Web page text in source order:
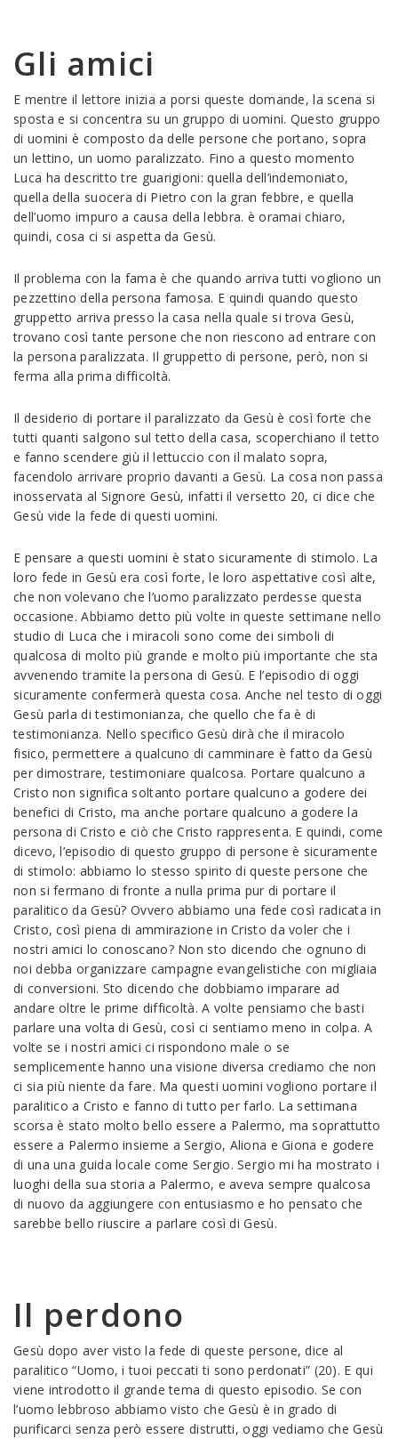
Gli amici
E mentre il lettore inizia a porsi queste domande, la scena si
sposta e si concentra su un gruppo di uomini. Questo gruppo
di uomini è composto da delle persone che portano, sopra
un lettino, un uomo paralizzato. Fino a questo momento
Luca ha descritto tre guarigioni: quella dell’indemoniato,
quella della suocera di Pietro con la gran febbre, e quella
dell’uomo impuro a causa della lebbra. è oramai chiaro,
quindi, cosa ci si aspetta da Gesù.
Il problema con la fama è che quando arriva tutti vogliono un
pezzettino della persona famosa. E quindi quando questo
gruppetto arriva presso la casa nella quale si trova Gesù,
trovano così tante persone che non riescono ad entrare con
la persona paralizzata. Il gruppetto di persone, però, non si
ferma alla prima difficoltà.
Il desiderio di portare il paralizzato da Gesù è così forte che
tutti quanti salgono sul tetto della casa, scoperchiano il tetto
e fanno scendere giù il lettuccio con il malato sopra,
facendolo arrivare proprio davanti a Gesù. La cosa non passa
inosservata al Signore Gesù, infatti il versetto 20, ci dice che
Gesù vide la fede di questi uomini.
E pensare a questi uomini è stato sicuramente di stimolo. La
loro fede in Gesù era così forte, le loro aspettative così alte,
che non volevano che l’uomo paralizzato perdesse questa
occasione. Abbiamo detto più volte in queste settimane nello
studio di Luca che i miracoli sono come dei simboli di
qualcosa di molto più grande e molto più importante che sta
avvenendo tramite la persona di Gesù. E l’episodio di oggi
sicuramente confermerà questa cosa. Anche nel testo di oggi
Gesù parla di testimonianza, che quello che fa è di
testimonianza. Nello specifico Gesù dirà che il miracolo
fisico, permettere a qualcuno di camminare è fatto da Gesù
per dimostrare, testimoniare qualcosa. Portare qualcuno a
Cristo non significa soltanto portare qualcuno a godere dei
benefici di Cristo, ma anche portare qualcuno a godere la
persona di Cristo e ciò che Cristo rappresenta. E quindi, come
dicevo, l’episodio di questo gruppo di persone è sicuramente
di stimolo: abbiamo lo stesso spirito di queste persone che
non si fermano di fronte a nulla prima pur di portare il
paralitico da Gesù? Ovvero abbiamo una fede così radicata in
Cristo, così piena di ammirazione in Cristo da voler che i
nostri amici lo conoscano? Non sto dicendo che ognuno di
noi debba organizzare campagne evangelistiche con migliaia
di conversioni. Sto dicendo che dobbiamo imparare ad
andare oltre le prime difficoltà. A volte pensiamo che basti
parlare una volta di Gesù, così ci sentiamo meno in colpa. A
volte se i nostri amici ci rispondono male o se
semplicemente hanno una visione diversa crediamo che non
ci sia più niente da fare. Ma questi uomini vogliono portare il
paralitico a Cristo e fanno di tutto per farlo. La settimana
scorsa è stato molto bello essere a Palermo, ma soprattutto
essere a Palermo insieme a Sergio, Aliona e Giona e godere
di una una guida locale come Sergio. Sergio mi ha mostrato i
luoghi della sua storia a Palermo, e aveva sempre qualcosa
di nuovo da aggiungere con entusiasmo e ho pensato che
sarebbe bello riuscire a parlare così di Gesù.
Il perdono
Gesù dopo aver visto la fede di queste persone, dice al
paralitico “Uomo, i tuoi peccati ti sono perdonati” (20). E qui
viene introdotto il grande tema di questo episodio. Se con
l’uomo lebbroso abbiamo visto che Gesù è in grado di
purificarci senza però essere distrutti, oggi vediamo che Gesù